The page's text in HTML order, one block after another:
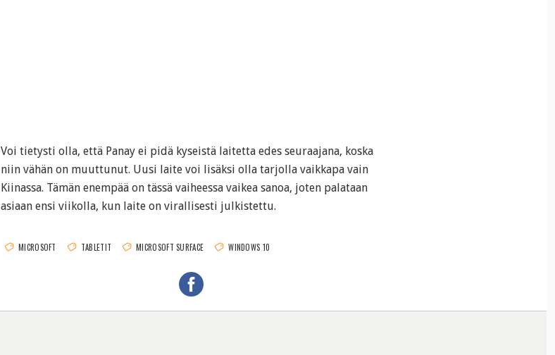
Voi tietysti olla, että Panay ei pidä kyseistä laitetta edes seuraajana, koska
niin vähän on muuttunut. Uusi laite voi lisäksi olla tarjolla vaikkapa vain
Kiinassa. Tämän enempää on tässä vaiheessa vaikea sanoa, joten palataan
asiaan ensi viikolla, kun laite on virallisesti julkistettu.
MICROSOFT TABLETIT MICROSOFT SURFACE WINDOWS 10